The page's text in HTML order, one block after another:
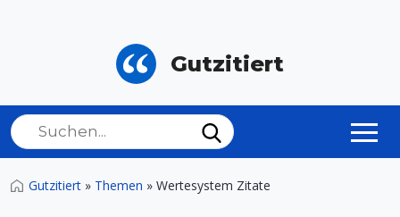
Gutzitiert
Gutzitiert » Themen » Wertesystem Zitate